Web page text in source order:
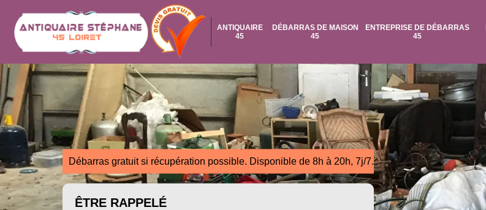
ANTIQUAIRE
45
DÉBARRAS DE MAISON
45
ENTREPRISE DE DÉBARRAS
45
Débarras gratuit si récupération possible. Disponible de 8h à 20h, 7j/7.
ÊTRE RAPPELÉ